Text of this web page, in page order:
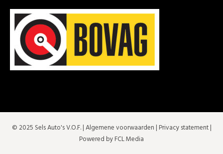
© 2025 Sels Auto's V.O.F. |Algemene voorwaarden | Privacy statement|
Powered by FCL Media